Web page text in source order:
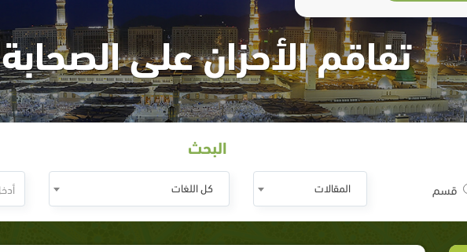
تفاقم الأحزان على الصحابة‏‏
البحث
قسم المقالات كل اللغات